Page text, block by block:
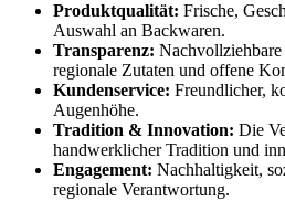
Produktqualität: Frische,
Auswahl an Backwaren.
Transparenz: Nachvollziehbare
regionale Zutaten und offene
Kundenservice: Freundlicher,
Augenhöhe.
Tradition & Innovation: Die
handwerklicher Tradition und
Engagement: Nachhaltigkeit,
regionale Verantwortung.